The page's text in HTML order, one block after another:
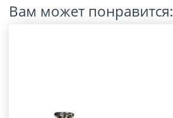
Вам может понравится: